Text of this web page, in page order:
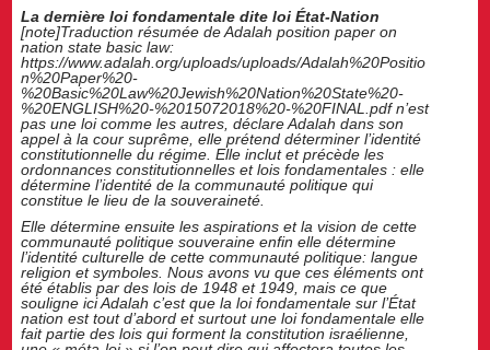
La dernière loi fondamentale dite loi État-Nation
[note]Traduction résumée de Adalah position paper on
nation state basic law:
https://www.adalah.org/uploads/uploads/Adalah%20Positio
n%20Paper%20-
%20Basic%20Law%20Jewish%20Nation%20State%20-
%20ENGLISH%20-%2015072018%20-%20FINAL.pdf n’est
pas une loi comme les autres, déclare Adalah dans son
appel à la cour suprême, elle prétend déterminer l’identité
constitutionnelle du régime. Elle inclut et précède les
ordonnances constitutionnelles et lois fondamentales : elle
détermine l’identité de la communauté politique qui
constitue le lieu de la souveraineté.
Elle détermine ensuite les aspirations et la vision de cette
communauté politique souveraine enfin elle détermine
l’identité culturelle de cette communauté politique: langue
religion et symboles. Nous avons vu que ces éléments ont
été établis par des lois de 1948 et 1949, mais ce que
souligne ici Adalah c’est que la loi fondamentale sur l’État
nation est tout d’abord et surtout une loi fondamentale elle
fait partie des lois qui forment la constitution israélienne,